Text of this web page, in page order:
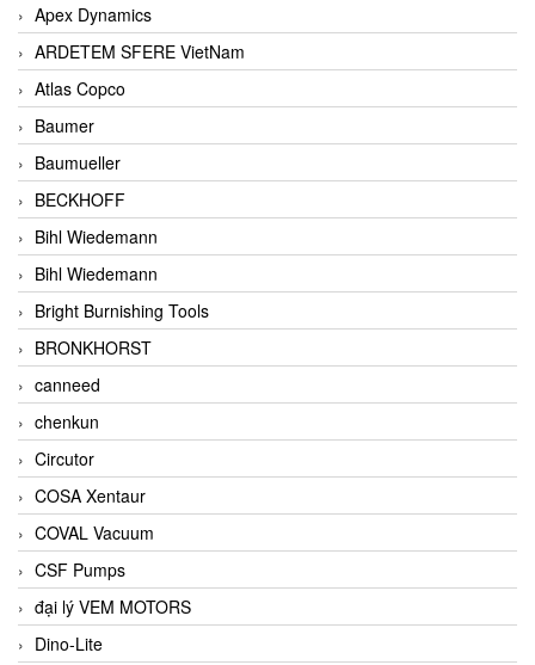
Apex Dynamics
ARDETEM SFERE VietNam
Atlas Copco
Baumer
Baumueller
BECKHOFF
Bihl Wiedemann
Bihl Wiedemann
Bright Burnishing Tools
BRONKHORST
canneed
chenkun
Circutor
COSA Xentaur
COVAL Vacuum
CSF Pumps
đại lý VEM MOTORS
Dino-Lite